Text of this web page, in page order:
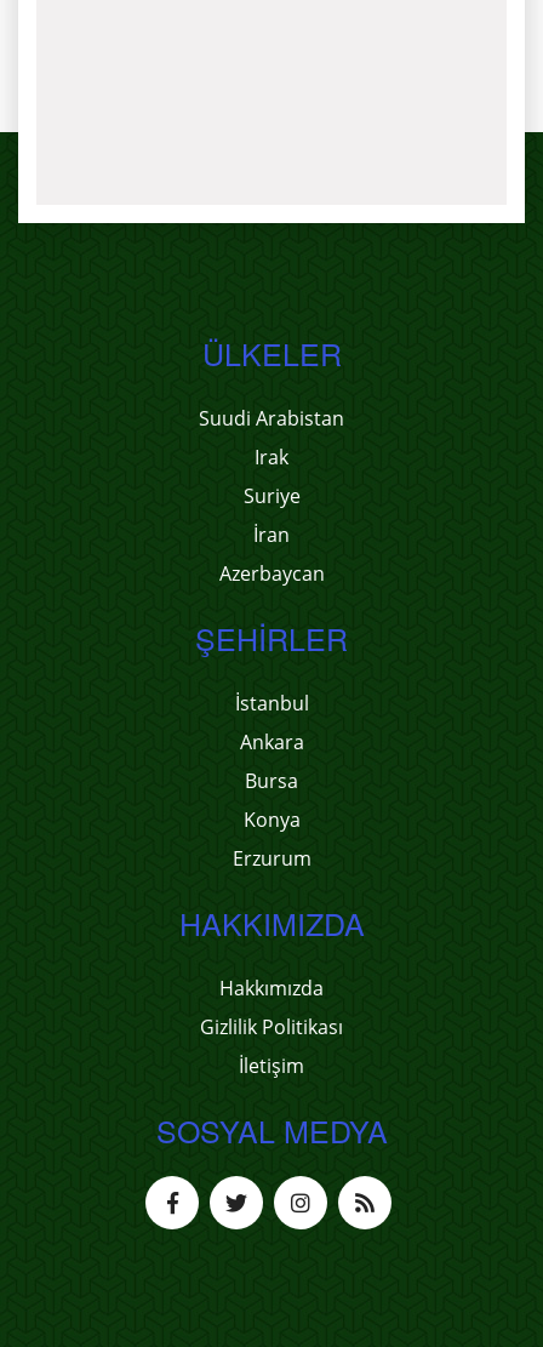
ÜLKELER
Suudi Arabistan
Irak
Suriye
İran
Azerbaycan
ŞEHIRLER
İstanbul
Ankara
Bursa
Konya
Erzurum
HAKKIMIZDA
Hakkımızda
Gizlilik Politikası
İletişim
SOSYAL MEDYA